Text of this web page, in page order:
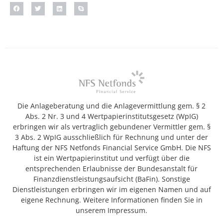
Die Anlageberatung und die Anlagevermittlung gem. § 2
Abs. 2 Nr. 3 und 4 Wertpapierinstitutsgesetz (WpIG)
erbringen wir als vertraglich gebundener Vermittler gem. §
3 Abs. 2 WpIG ausschließlich für Rechnung und unter der
Haftung der NFS Netfonds Financial Service GmbH. Die NFS
ist ein Wertpapierinstitut und verfügt über die
entsprechenden Erlaubnisse der Bundesanstalt für
Finanzdienstleistungsaufsicht (BaFin). Sonstige
Dienstleistungen erbringen wir im eigenen Namen und auf
eigene Rechnung. Weitere Informationen finden Sie in
unserem Impressum.